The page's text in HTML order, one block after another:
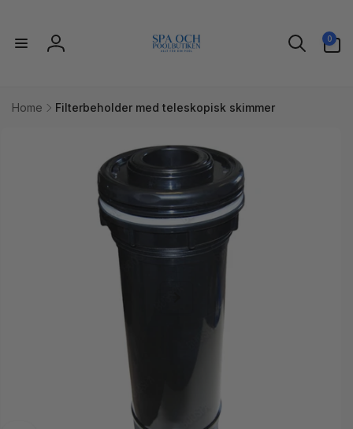
Log
0
varer
Home
Filterbeholder med teleskopisk skimmer